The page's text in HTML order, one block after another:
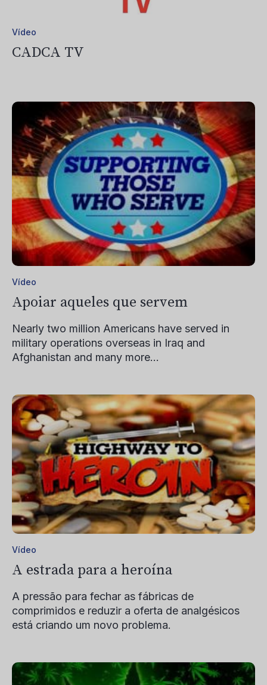
Vídeo
CADCA TV
Vídeo
Apoiar aqueles que servem
Nearly two million Americans have served in
military operations overseas in Iraq and
Afghanistan and many more...
Vídeo
A estrada para a heroína
A pressão para fechar as fábricas de
comprimidos e reduzir a oferta de analgésicos
está criando um novo problema.